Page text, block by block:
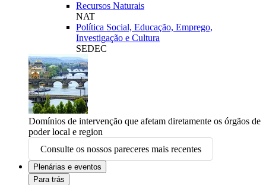
Recursos Naturais
NAT
Política Social, Educação, Emprego,
Investigação e Cultura
SEDEC
Domínios de intervenção que afetam diretamente os órgãos de
poder local e region
Consulte os nossos pareceres mais recentes
Plenárias e eventos
Para trás